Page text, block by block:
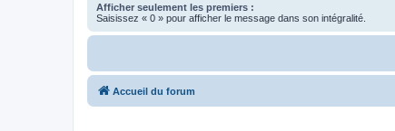
Afficher seulement les premiers :
Saisissez « 0 » pour afficher le message dans son intégralité.
Accueil du forum